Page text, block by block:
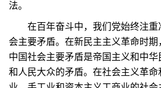
法。
在百年奋斗中，我们党始终注重
会主要矛盾。在新民主主义革命时
中国社会主要矛盾是帝国主义和中
和人民大众的矛盾。在社会主义革